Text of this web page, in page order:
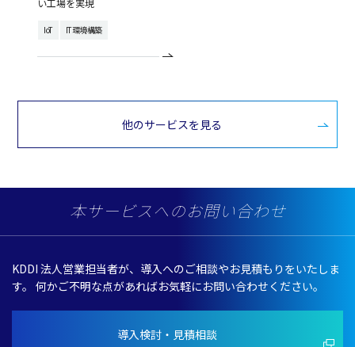
い工場を実現
IoT IT環境構築
他のサービスを見る
本サービスへのお問い合わせ
KDDI 法人営業担当者が、導入へのご相談やお見積もりをいたしま
す。 何かご不明な点があればお気軽にお問い合わせください。
導入検討・見積相談